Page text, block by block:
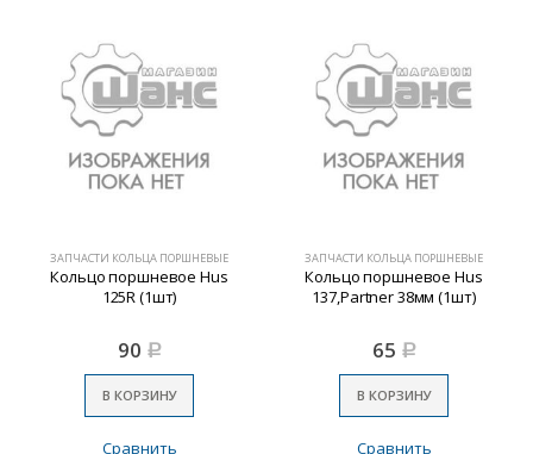
ЗАПЧАСТИ КОЛЬЦА ПОРШНЕВЫЕ
Кольцо поршневое Нus
125R (1шт)
90 Р
В КОРЗИНУ
Сравнить
ЗАПЧАСТИ КОЛЬЦА ПОРШНЕВЫЕ
Кольцо поршневое Нus
137,Partner 38мм (1шт)
65 Р
В КОРЗИНУ
Сравнить